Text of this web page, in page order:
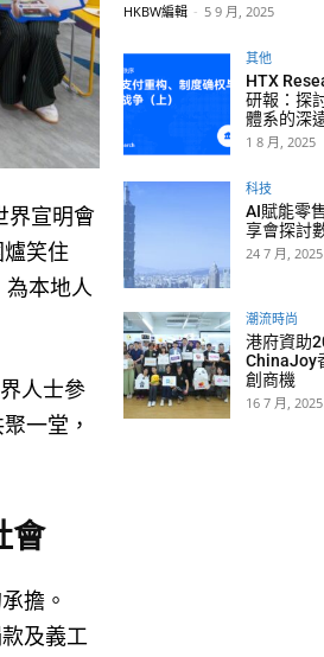
界宣明會
笑住
本地人
人士參
一堂，
會
擔。
及義工
HKBW編輯 - 5 9 月, 2025
其他
HTX
研報：探
體系的深
1 8 月, 2025
科技
AI賦能零
享會探討
24 7 月, 2025
潮流時尚
港府資助
ChinaJoy
創商機
16 7 月, 2025